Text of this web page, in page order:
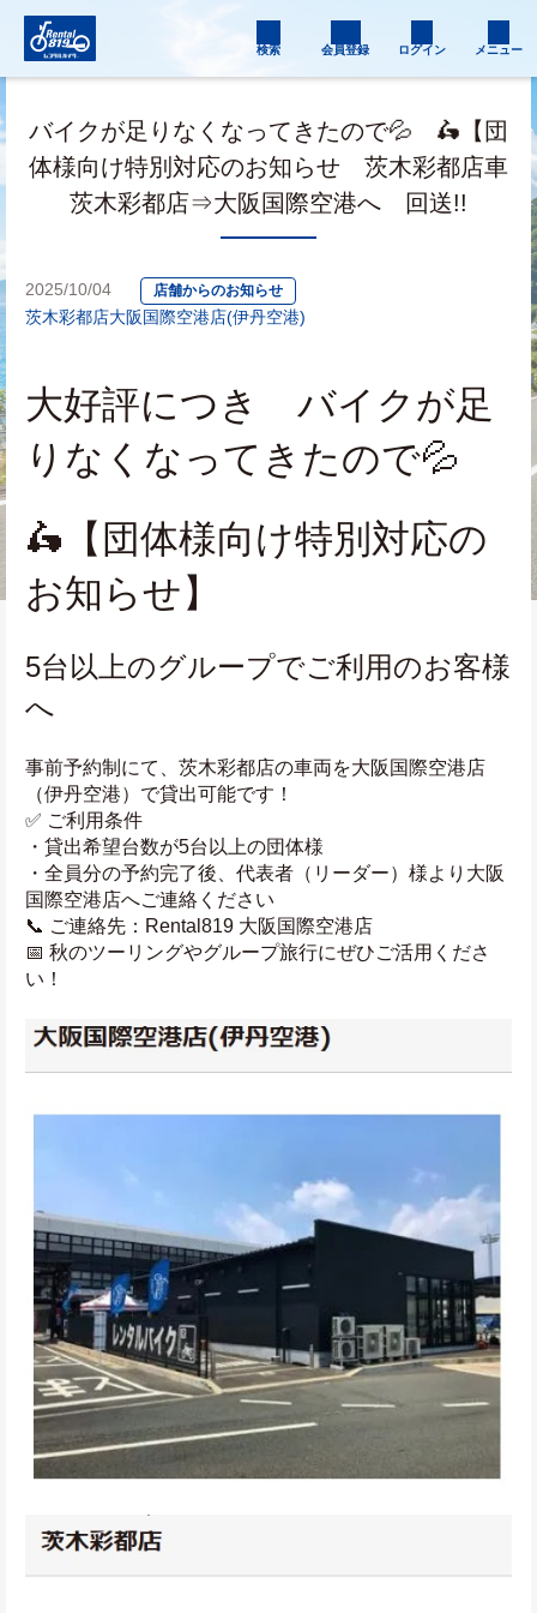
検索 会員登録 ログイン メニュー
バイクが足りなくなってきたので💦 🛵【団
体様向け特別対応のお知らせ 茨木彩都店車
茨木彩都店⇒大阪国際空港へ 回送!!
2025/10/04 店舗からのお知らせ
茨木彩都店大阪国際空港店(伊丹空港)
大好評につき　バイクが足
りなくなってきたので💦
🛵【団体様向け特別対応の
お知らせ】
5台以上のグループでご利用のお客様
へ
事前予約制にて、茨木彩都店の車両を大阪国際空港店
（伊丹空港）で貸出可能です！
✅ ご利用条件
・貸出希望台数が5台以上の団体様
・全員分の予約完了後、代表者（リーダー）様より大阪
国際空港店へご連絡ください
📞 ご連絡先：Rental819 大阪国際空港店
📅 秋のツーリングやグループ旅行にぜひご活用くださ
い！